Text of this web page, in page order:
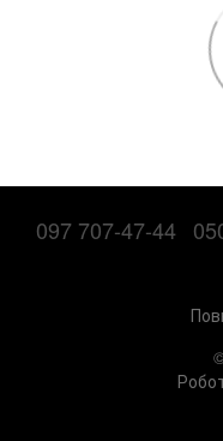
097 707-47-44